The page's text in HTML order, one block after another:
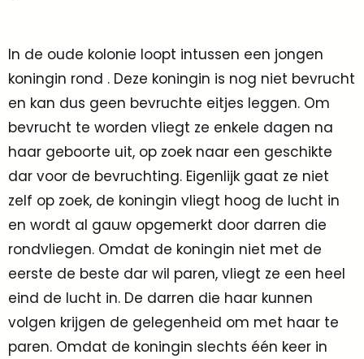
In de oude kolonie loopt intussen een jongen
koningin rond . Deze koningin is nog niet bevrucht
en kan dus geen bevruchte eitjes leggen. Om
bevrucht te worden vliegt ze enkele dagen na
haar geboorte uit, op zoek naar een geschikte
dar voor de bevruchting. Eigenlijk gaat ze niet
zelf op zoek, de koningin vliegt hoog de lucht in
en wordt al gauw opgemerkt door darren die
rondvliegen. Omdat de koningin niet met de
eerste de beste dar wil paren, vliegt ze een heel
eind de lucht in. De darren die haar kunnen
volgen krijgen de gelegenheid om met haar te
paren. Omdat de koningin slechts één keer in